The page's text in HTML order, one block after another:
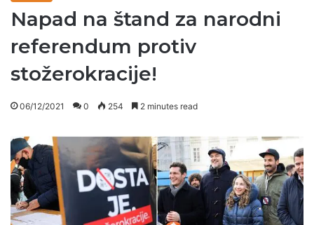
Napad na štand za narodni
referendum protiv
stožerokracije!
06/12/2021 0 254 2 minutes read